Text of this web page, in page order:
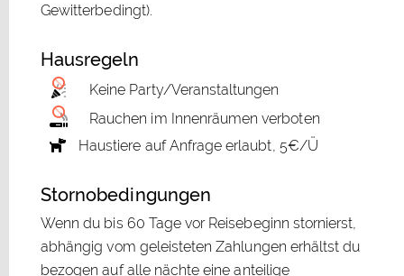
Gewitterbedingt).
Hausregeln
Keine Party/Veranstaltungen
Rauchen im Innenräumen verboten
Haustiere auf Anfrage erlaubt, 5€/Ü
Stornobedingungen
Wenn du bis 60 Tage vor Reisebeginn stornierst,
abhängig vom geleisteten Zahlungen erhältst du
bezogen auf alle nächte eine anteilige